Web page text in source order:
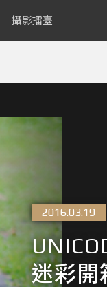
攝影擂臺
2016.03.19
迷彩開